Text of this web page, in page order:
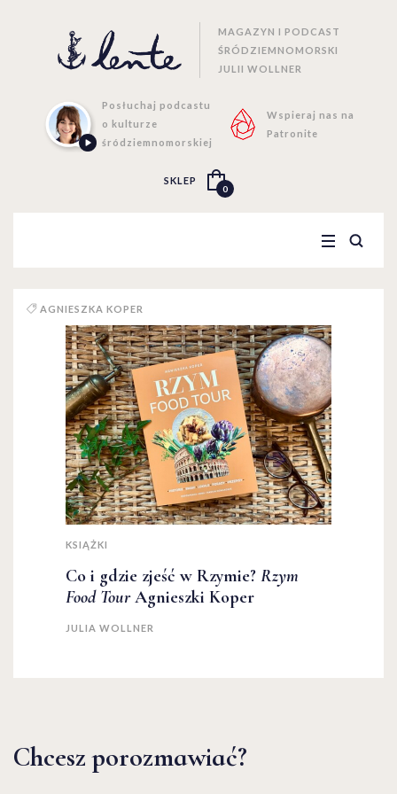
MAGAZYN I PODCAST
ŚRÓDZIEMNOMORSKI
JULII WOLLNER
Posłuchaj podcastu
o kulturze
śródziemnomorskiej
Wspieraj nas na
Patronite
SKLEP
0
AGNIESZKA KOPER
KSIĄŻKI
Co i gdzie zjeść w Rzymie? Rzym
Food TourAgnieszki Koper
JULIA WOLLNER
Chcesz porozmawiać?